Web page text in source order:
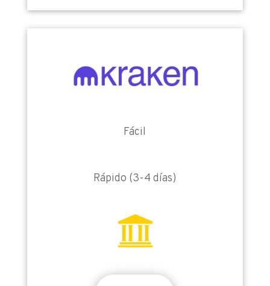
Fácil
Rápido (3-4 días)